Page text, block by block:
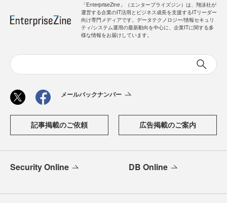
「EnterpriseZine」（エンタープライズジン）は、翔泳社が
運営する企業のIT活用とビジネス成長を支援するITリーダー
向け専門メディアです。データテクノロジー/情報セキュリ
ティ/システム運用の最新動向を中心に、企業ITに関する多
様な情報をお届けしています。
メールバックナンバー
記事掲載のご依頼 広告掲載のご案内
Security Online DB Online